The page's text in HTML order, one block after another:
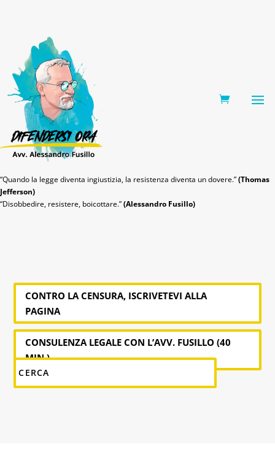
“Quando la legge diventa ingiustizia, la resistenza diventa un dovere.”(Thomas
Jefferson)
“Disobbedire, resistere, boicottare.”(Alessandro Fusillo)
CONTRO LA CENSURA, ISCRIVETEVI ALLA
PAGINA
CONSULENZA LEGALE CON L’AVV. FUSILLO (40
MIN.)